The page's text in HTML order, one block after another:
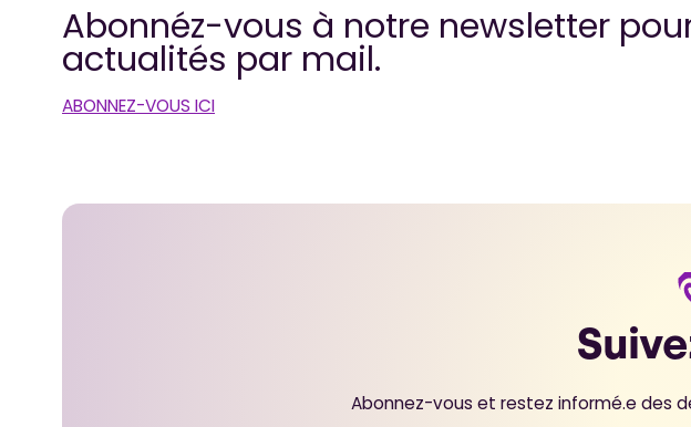
Abonnéz-vous à notre newsletter
actualités par mail.
ABONNEZ-VOUS ICI
Abonnez-vous et restez informé.e des